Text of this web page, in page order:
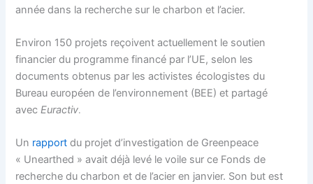
année dans la recherche sur le charbon et l’acier.
Environ 150 projets reçoivent actuellement le soutien
financier du programme financé par l’UE, selon les
documents obtenus par les activistes écologistes du
Bureau européen de l’environnement (BEE) et partagé
avecEuractiv.
Un rapport du projet d’investigation de Greenpeace
« Unearthed » avait déjà levé le voile sur ce Fonds de
recherche du charbon et de l’acier en janvier. Son but est